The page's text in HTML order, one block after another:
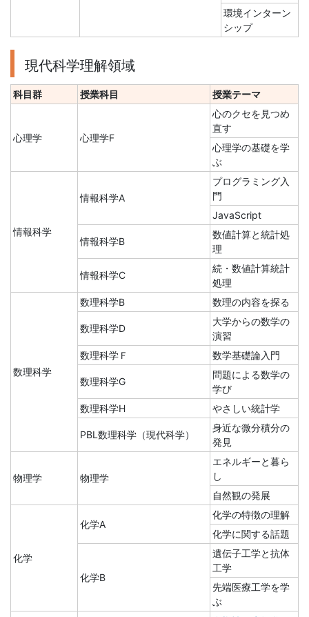
環境インターン
シップ
現代科学理解領域
科目群 授業科目 授業テーマ
心理学 心理学F
心のクセを見つめ
直す
心理学の基礎を学
ぶ
情報科学
情報科学A
プログラミング入
門
JavaScript
情報科学B
数値計算と統計処
理
情報科学C
続・数値計算統計
処理
数理科学
数理科学B 数理の内容を探る
数理科学D
大学からの数学の
演習
数理科学Ｆ
数学基礎論入門
数理科学G
問題による数学の
学び
数理科学H
やさしい統計学
PBL数理科学（現代科学）
身近な微分積分の
発見
物理学 物理学
エネルギーと暮ら
し
自然観の発展
化学
化学A
化学の特徴の理解
化学に関する話題
化学B
遺伝子工学と抗体
工学
先端医療工学を学
ぶ